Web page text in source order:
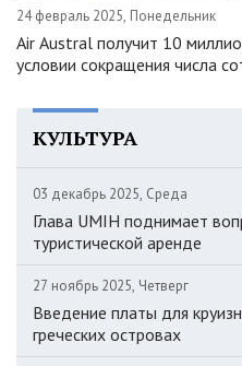
24 февраль 2025, Понедельник
Air Austral получит 10
условии сокращения числа
КУЛЬТУРА
03 декабрь 2025, Среда
Глава UMIH поднимает
туристической аренде
27 ноябрь 2025, Четверг
Введение платы для
греческих островах